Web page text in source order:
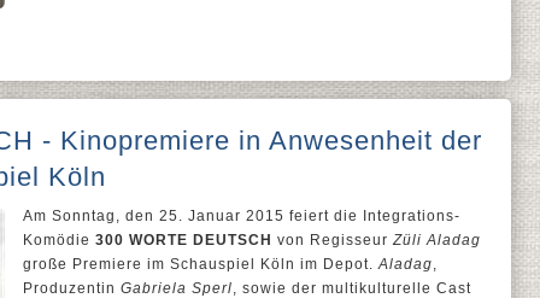
- Kinopremiere in Anwesenheit der
Köln
Am Sonntag, den 25. Januar 2015 feiert die Integrations-
Komödie 300 WORTE DEUTSCH von RegisseurZüli Aladag
große Premiere im Schauspiel Köln im Depot.Aladag,
Produzentin Gabriela Sperl, sowie der multikulturelle Cast